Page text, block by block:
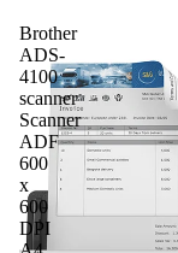
Brother
ADS-
4100
scanner
Scanner
ADF
600
x
600
DPI